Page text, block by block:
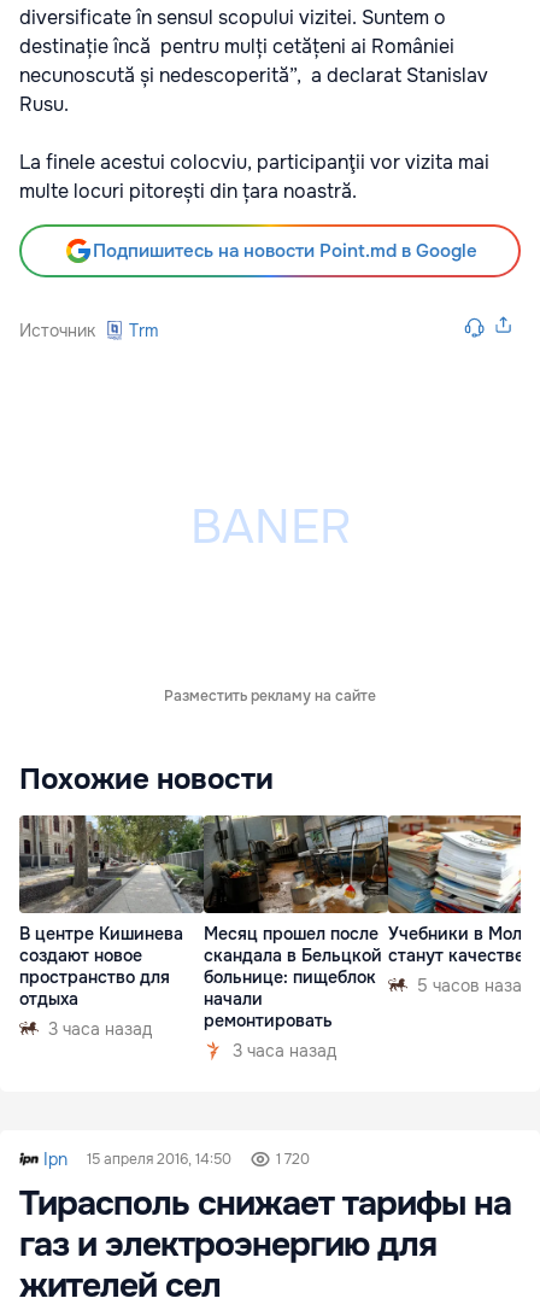
diversificate în sensul scopului vizitei. Suntem o
destinație încă pentru mulți cetățeni ai României
necunoscută și nedescoperită”, a declarat Stanislav
Rusu.
La finele acestui colocviu, participanţii vor vizita mai
multe locuri pitorești din țara noastră.
Подпишитесь на новости Point.md в Google
Источник Trm
Разместить рекламу на сайте
Похожие новости
В центре Кишинева
создают новое
пространство для
отдыха
3 часа назад
Месяц прошел после
скандала в Бельцкой
больнице: пищеблок
начали
ремонтировать
3 часа назад
Учебники в
станут
5 часов назад
Ipn 15 апреля 2016, 14:50 1 720
Тирасполь снижает тарифы на
газ и электроэнергию для
жителей сел